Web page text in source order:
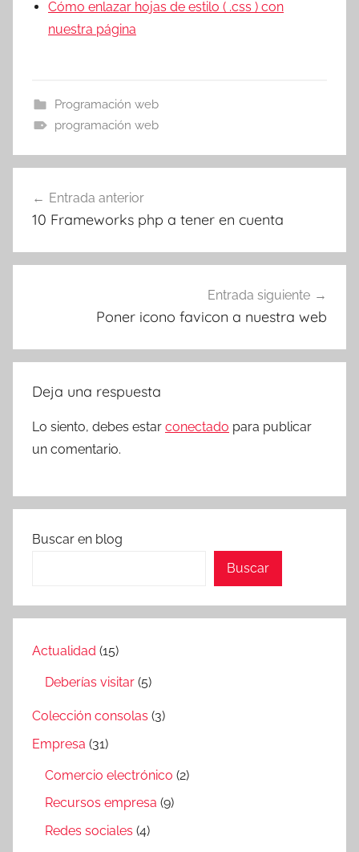
Cómo enlazar hojas de estilo ( .css ) con
nuestra página
Programación web
programación web
de
Entrada anterior
10 Frameworks php a tener en cuenta
Entrada siguiente
Poner icono favicon a nuestra web
Deja una respuesta
Lo siento, debes estar conectado para publicar
un comentario.
Buscar en blog
Buscar
Actualidad (15)
Deberías visitar (5)
Colección consolas (3)
Empresa (31)
Comercio electrónico (2)
Recursos empresa (9)
Redes sociales (4)